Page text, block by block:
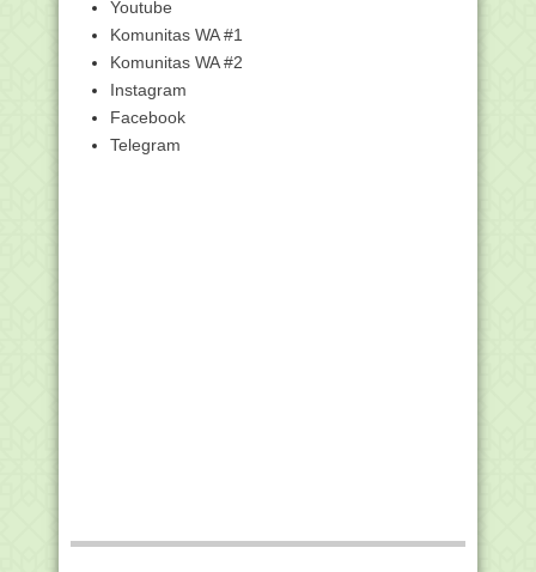
Kisah Penyandang Tuna Daksa Jemput
Asa Jadi Abdi N...
Sungai Tamiang D...
Memiliki Isteri Galak, Cobaan Para Wali
Mengenal Fenomena Suicide
MENDIKBUD: Tahun 2020 Menjadi
Youtube
Komunitas WA #1
Komunitas WA #2
Instagram
Facebook
Telegram